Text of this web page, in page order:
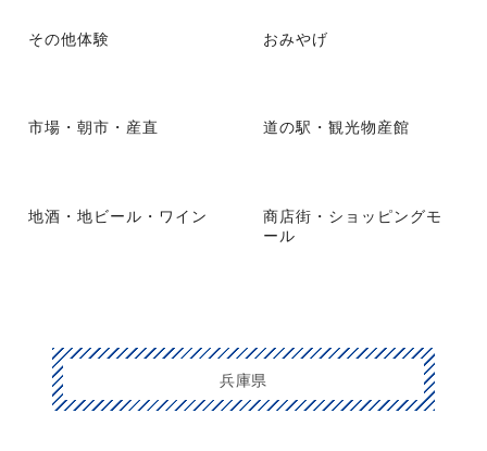
その他体験 おみやげ
市場・朝市・産直 道の駅・観光物産館
地酒・地ビール・ワイン
商店街・ショッピングモ
ール
兵庫県